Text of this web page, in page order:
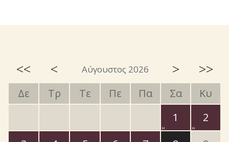
<< < Αύγουστος 2026 > >>
Δε Τρ Τε Πε Πα Σα
Κυ
1
2